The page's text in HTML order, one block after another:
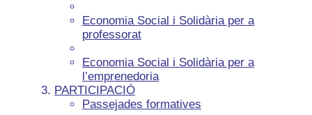
Economia Social i Solidària per a
professorat
Economia Social i Solidària per a
l’emprenedoria
PARTICIPACIÓ
Passejades formatives